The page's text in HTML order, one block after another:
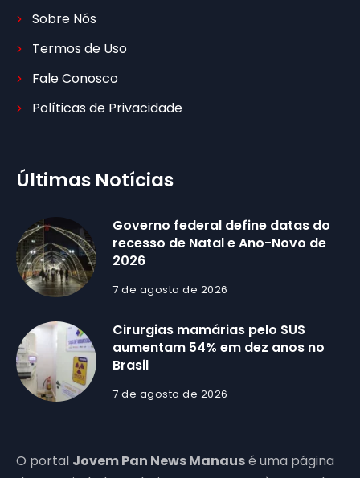
Sobre Nós
Termos de Uso
Fale Conosco
Políticas de Privacidade
Últimas Notícias
Governo federal define datas do
recesso de Natal e Ano-Novo de
2026
7 de agosto de 2026
Cirurgias mamárias pelo SUS
aumentam 54% em dez anos no
Brasil
7 de agosto de 2026
O portal Jovem Pan News Manausé uma página